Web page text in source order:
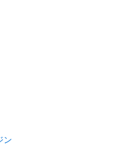
ン